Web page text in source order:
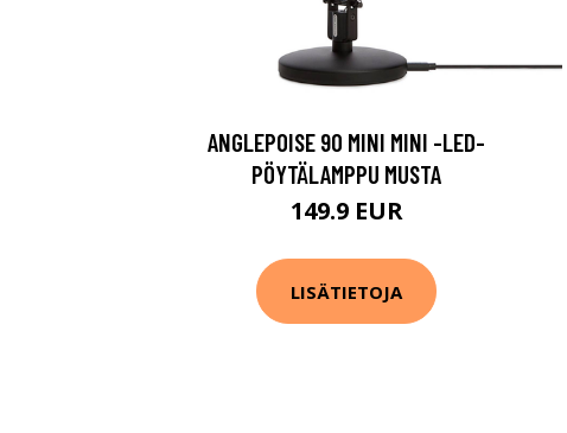
ANGLEPOISE 90 MINI MINI -LED-
PÖYTÄLAMPPU MUSTA
149.9 EUR
LISÄTIETOJA